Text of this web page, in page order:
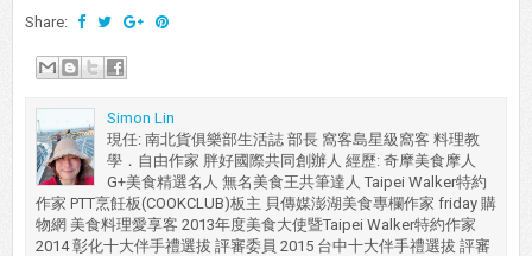
Share:
Simon Lin
現任: 南北貨俱樂部生活誌 部長 窩客島星級窩客 料理教
學．自由作家 胖好國際共同創辦人 經歷: 奇摩美食摩人
G+美食精選名人 無名美食王共筆達人 Taipei Walker特約
作家 PTT烹飪板(COOKCLUB)板主 貝傳媒澎湖美食專欄作家 friday 購
物網 美食料理愛享客 2013年度美食大使暨Taipei Walker特約作家
2014 彰化十大伴手禮選拔 評審委員 2015 台中十大伴手禮選拔 評審